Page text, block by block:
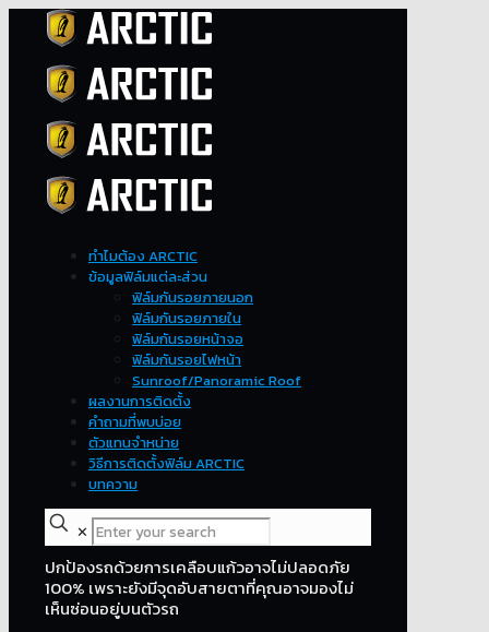
ทำไมต้อง ARCTIC
ข้อมูลฟิล์มแต่ละส่วน
ฟิล์มกันรอยภายนอก
ฟิล์มกันรอยภายใน
ฟิล์มกันรอยหน้าจอ
ฟิล์มกันรอยไฟหน้า
Sunroof/Panoramic Roof
ผลงานการติดตั้ง
คำถามที่พบบ่อย
ตัวแทนจำหน่าย
วิธีการติดตั้งฟิล์ม ARCTIC
บทความ
✕
ปกป้องรถด้วยการเคลือบแก้วอาจไม่ปลอดภัย
100% เพราะยังมีจุดอับสายตาที่คุณอาจมองไม่
เห็นซ่อนอยู่บนตัวรถ